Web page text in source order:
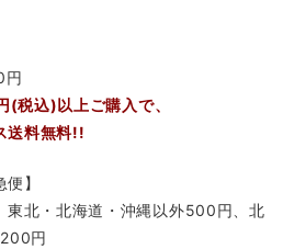
円
税込)以上ご購入で、
送料無料!!
】
東北・北海道・沖縄以外500円、北
円